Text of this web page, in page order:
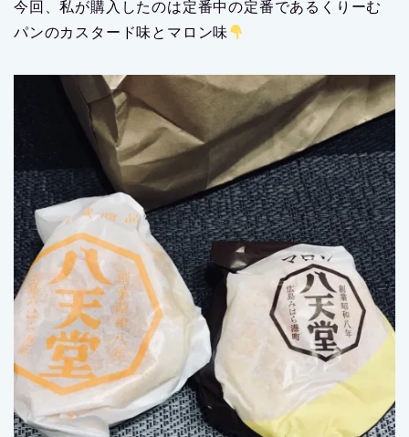
今回、私が購入したのは定番中の定番であるくりーむ
パンのカスタード味とマロン味